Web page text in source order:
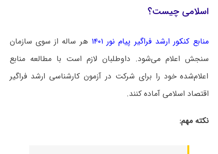
اسلامی چیست؟
منابع کنکور ارشد فراگیر پیام نور ۱۴۰۱
هر ساله از سوی سازمان
سنجش اعلام می‌شود. داوطلبان لازم است با مطالعه منابع
اعلام‌شده خود را برای شرکت در آزمون کارشناسی ارشد فراگیر
اقتصاد اسلامی آماده کنند.
نکته مهم: